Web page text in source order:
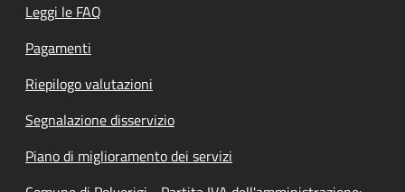
Leggi le FAQ
Pagamenti
Riepilogo valutazioni
Segnalazione disservizio
Piano di miglioramento dei servizi